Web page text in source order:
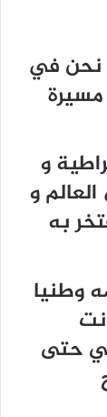
نحن في
مسيرة
و
و
به
وطنيا
حتى